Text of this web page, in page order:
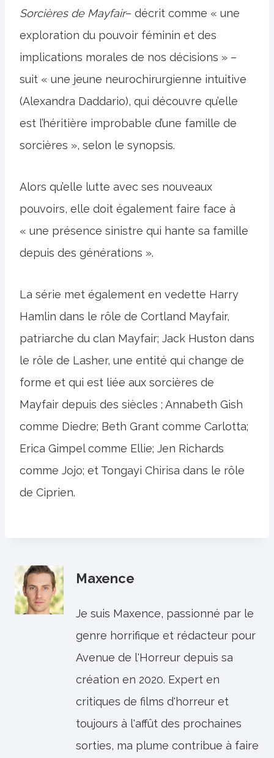
Sorcières de Mayfair– décrit comme « une
exploration du pouvoir féminin et des
implications morales de nos décisions » –
suit « une jeune neurochirurgienne intuitive
(Alexandra Daddario), qui découvre qu’elle
est l’héritière improbable d’une famille de
sorcières », selon le synopsis.
Alors qu’elle lutte avec ses nouveaux
pouvoirs, elle doit également faire face à
« une présence sinistre qui hante sa famille
depuis des générations ».
La série met également en vedette Harry
Hamlin dans le rôle de Cortland Mayfair,
patriarche du clan Mayfair; Jack Huston dans
le rôle de Lasher, une entité qui change de
forme et qui est liée aux sorcières de
Mayfair depuis des siècles ; Annabeth Gish
comme Diedre; Beth Grant comme Carlotta;
Erica Gimpel comme Ellie; Jen Richards
comme Jojo; et Tongayi Chirisa dans le rôle
de Ciprien.
Maxence
Je suis Maxence, passionné par le
genre horrifique et rédacteur pour
Avenue de l'Horreur depuis sa
création en 2020. Expert en
critiques de films d'horreur et
toujours à l'affût des prochaines
sorties, ma plume contribue à faire